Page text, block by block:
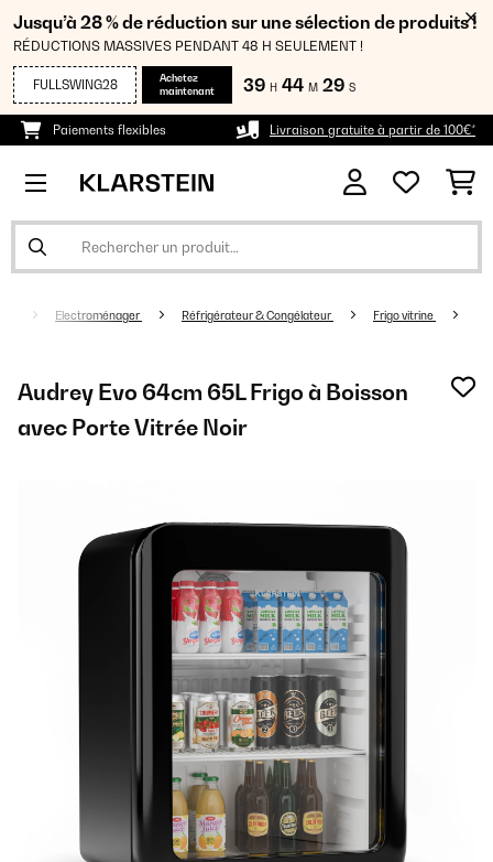
Jusqu’à 28 % de réduction sur une sélection de produits !
RÉDUCTIONS MASSIVES PENDANT 48 H SEULEMENT !
FULLSWING28
Achetez
maintenant
39 H 44 M 28 S
Paiements flexibles Livraison gratuite à partir de 100€*
Electroménager Réfrigérateur & Congélateur Frigo vitrine
Audrey Evo 64cm 65L Frigo à Boisson
avec Porte Vitrée Noir